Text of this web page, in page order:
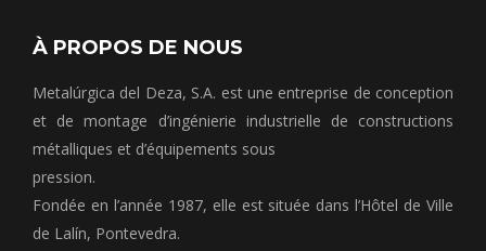
À PROPOS DE NOUS
Metalúrgica del Deza, S.A. est une entreprise de conception
et de montage d’ingénierie industrielle de constructions
métalliques et d’équipements sous
pression.
Fondée en l’année 1987, elle est située dans l’Hôtel de Ville
de Lalín, Pontevedra.